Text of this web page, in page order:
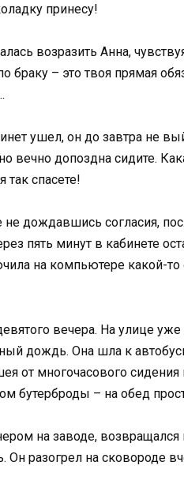
принесу!
возразить Анна,
браку – это твоя прямая
ушел, он до завтра не
допоздна сидите.
спасете!
не дождавшись согласия,
пять минут в кабинете
на компьютере какой-то
вечера. На улице уже
дождь. Она шла к
от многочасового
бутерброды – на обед
на заводе, возвращался
Он разогрел на сковороде